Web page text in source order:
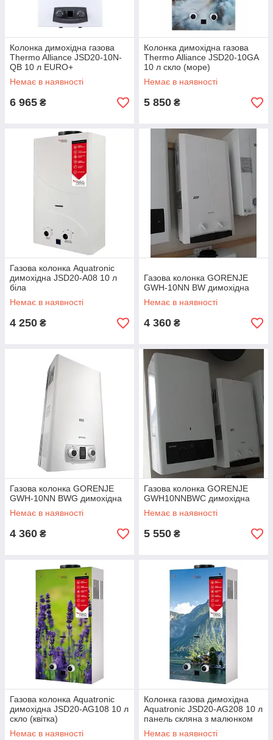
Колонка димохідна газова
Thermo Alliance JSD20-10N-
QB 10 л EURO+
Немає в наявності
6 965 ₴
Колонка димохідна газова
Thermo Alliance JSD20-10GA
10 л скло (море)
Немає в наявності
5 850 ₴
Газова колонка Aquatronic
димохідна JSD20-A08 10 л
біла
Немає в наявності
4 250 ₴
Газова колонка GORENJE
GWH-10NN BW димохідна
Немає в наявності
4 360 ₴
Газова колонка GORENJE
GWH-10NN BWG димохідна
Немає в наявності
4 360 ₴
Газова колонка GORENJE
GWH10NNBWC димохідна
Немає в наявності
5 550 ₴
Газова колонка Aquatronic
димохідна JSD20-AG108 10 л
скло (квітка)
Немає в наявності
Колонка газова димохідна
Aquatronic JSD20-AG208 10 л
панель скляна з малюнком
гори
Немає в наявності